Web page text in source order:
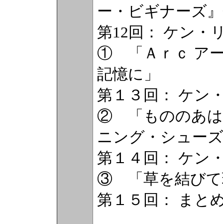
ー・ビギナーズ
第12回： ケン・
① 「Ａｒｃ アー
記憶に」
第１３回： ケン
② 「もののあは
ニング・シュー
第１４回： ケン
③ 「草を結びて
第１５回： まと